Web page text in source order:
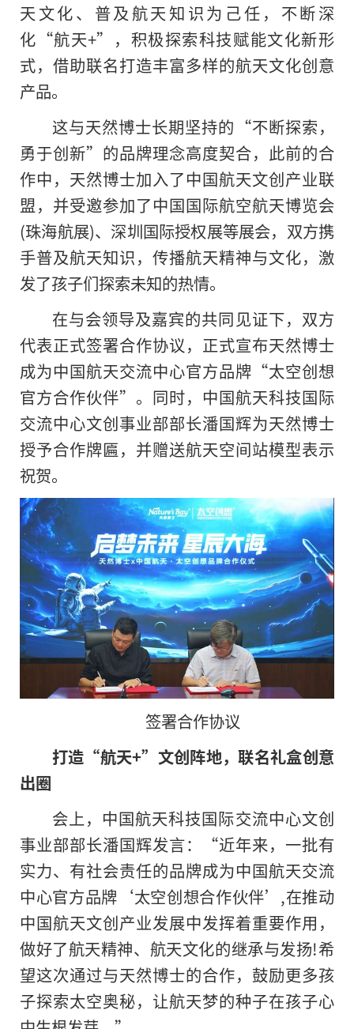
天文化、普及航天知识为己任，不断深
化“航天+”，积极探索科技赋能文化新形
式，借助联名打造丰富多样的航天文化创意
产品。
这与天然博士长期坚持的“不断探索，
勇于创新”的品牌理念高度契合，此前的合
作中，天然博士加入了中国航天文创产业联
盟，并受邀参加了中国国际航空航天博览会
(珠海航展)、深圳国际授权展等展会，双方携
手普及航天知识，传播航天精神与文化，激
发了孩子们探索未知的热情。
在与会领导及嘉宾的共同见证下，双方
代表正式签署合作协议，正式宣布天然博士
成为中国航天交流中心官方品牌“太空创想
官方合作伙伴”。同时， 中国航天科技国际
交流中心文创事业部部长潘国辉为天然博士
授予合作牌匾，并赠送航天空间站模型表示
祝贺。
签署合作协议
打造“航天+”文创阵地，联名礼盒创意
出圈
会上， 中国航天科技国际交流中心文创
事业部部长潘国辉发言：“近年来，一批有
实力、有社会责任的品牌成为中国航天交流
中心官方品牌‘太空创想合作伙伴’,在推动
中国航天文创产业发展中发挥着重要作用，
做好了航天精神、航天文化的继承与发扬!希
望这次通过与天然博士的合作，鼓励更多孩
子探索太空奥秘，让航天梦的种子在孩子心